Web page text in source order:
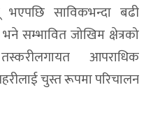
भएपछि साविकभन्दा बढी
सम्भावित जोखिम क्षेत्रको
आपराधिक
चुस्त रूपमा परिचालन